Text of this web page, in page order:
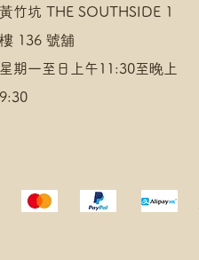
黃竹坑 THE SOUTHSIDE 1
樓 136 號舖
星期一至日上午11:30至晚上
9:30